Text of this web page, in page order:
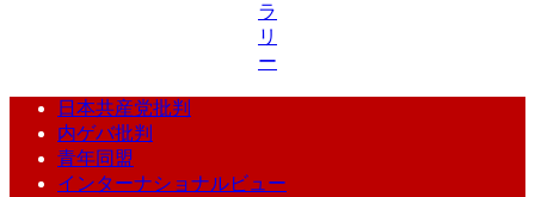
ラ
リ
ー
日本共産党批判
内ゲバ批判
青年同盟
インターナショナルビュー